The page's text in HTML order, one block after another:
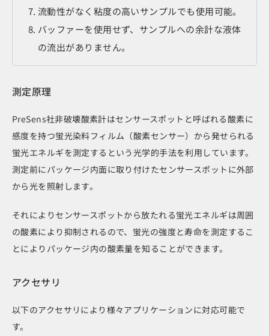
流動性がなく粘度の高いサンプルでも使用可能。
バッファーを使用せず、サンプルへの余計な液体
の流出がありません。
測定原理
PreSens社非破壊酸素計はセンサースポットと呼ばれる酸素に
感度を持つ蛍光染料フィルム（酸素センサー）から発せられる
蛍光エネルギを測定するという光学的手法を利用しています。
測定前にパッケージ内面に取り付けたセンサースポットに外部
から光を照射します。
それによりセンサースポットから放たれる蛍光エネルギは周囲
の酸素により抑制されるので、蛍光の強度と寿命を測定するこ
とによりパッケージ内の酸素量を知ることができます。
アクセサリ
以下のアクセサリにより様々アプリケーションに対応可能で
す。